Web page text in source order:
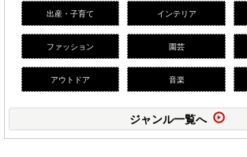
出産・子育て インテリア
ファッション 園芸
アウトドア 音楽
ジャンル一覧へ